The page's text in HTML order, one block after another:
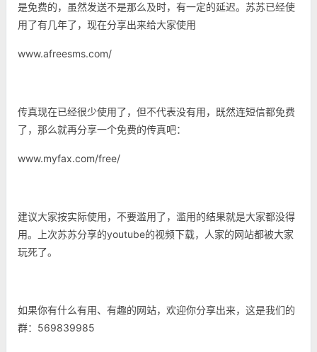
是免费的，虽然发送不是那么及时，有一定的延迟。苏苏已经使
用了有几年了，现在分享出来给大家使用
www.afreesms.com/
传真现在已经很少使用了，但不代表没有用，既然连短信都免费
了，那么就再分享一个免费的传真吧：
www.myfax.com/free/
建议大家按实际使用，不要滥用了，滥用的结果就是大家都没得
用。上次苏苏分享的youtube的视频下载，人家的网站都被大家
玩死了。
如果你有什么有用、有趣的网站，欢迎你分享出来，这是我们的
群： 569839985